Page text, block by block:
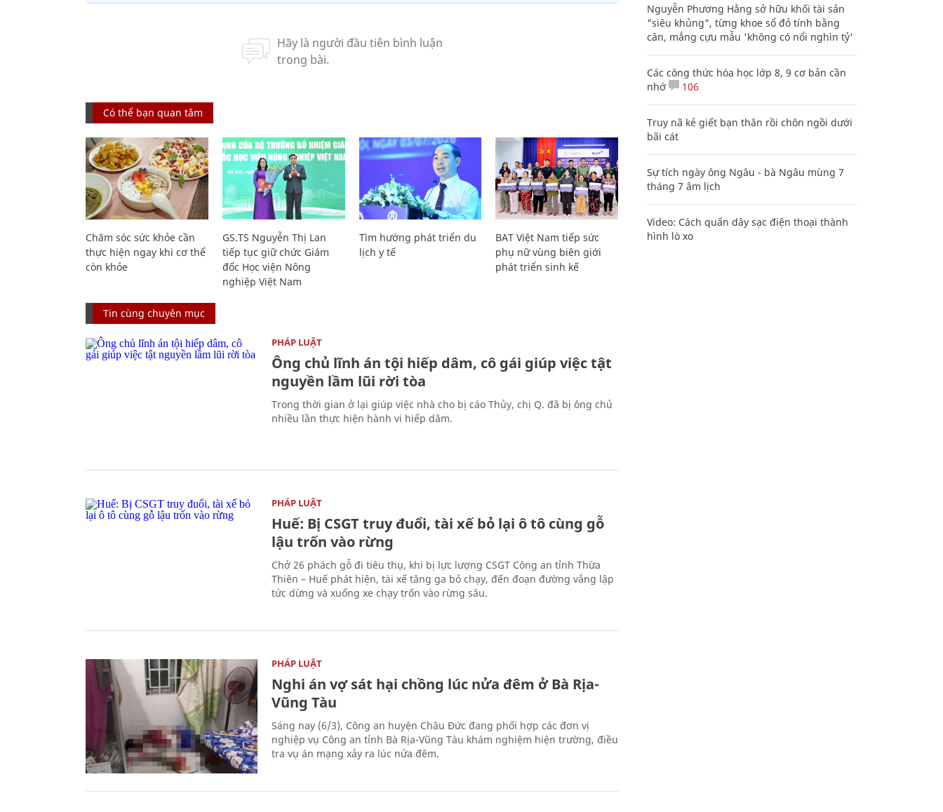
Có thể bạn quan tâm
Chăm sóc sức khỏe cần
thực hiện ngay khi cơ thể
còn khỏe
GS.TS Nguyễn Thị Lan
tiếp tục giữ chức Giám
đốc Học viện Nông
nghiệp Việt Nam
Tìm hướng phát triển du
lịch y tế
BAT Việt Nam tiếp sức
phụ nữ vùng biên giới
phát triển sinh kế
Tin cùng chuyên mục
PHÁP LUẬT
Ông chủ lĩnh án tội hiếp dâm, cô gái giúp việc tật
nguyền lầm lũi rời tòa
Trong thời gian ở lại giúp việc nhà cho bị cáo Thủy, chị Q. đã bị ông chủ
nhiều lần thực hiện hành vi hiếp dâm.
PHÁP LUẬT
Huế: Bị CSGT truy đuổi, tài xế bỏ lại ô tô cùng gỗ
lậu trốn vào rừng
Chở 26 phách gỗ đi tiêu thụ, khi bị lực lượng CSGT Công an tỉnh Thừa
Thiên – Huế phát hiện, tài xế tăng ga bỏ chạy, đến đoạn đường vắng lập
tức dừng và xuống xe chạy trốn vào rừng sâu.
PHÁP LUẬT
Nghi án vợ sát hại chồng lúc nửa đêm ở Bà Rịa-
Vũng Tàu
Sáng nay (6/3), Công an huyện Châu Đức đang phối hợp các đơn vị
nghiệp vụ Công an tỉnh Bà Rịa-Vũng Tàu khám nghiệm hiện trường, điều
tra vụ án mạng xảy ra lúc nửa đêm.
Nguyễn Phương Hằng sở hữu khối tài sản
"siêu khủng", từng khoe sổ đỏ tính bằng
cân, mắng cựu mẫu 'không có nổi nghìn tỷ'
Các công thức hóa học lớp 8, 9 cơ bản cần
nhớ
106
Truy nã kẻ giết bạn thân rồi chôn ngồi dưới
bãi cát
Sự tích ngày ông Ngâu - bà Ngâu mùng 7
tháng 7 âm lịch
Video: Cách quấn dây sạc điện thoại thành
hình lò xo